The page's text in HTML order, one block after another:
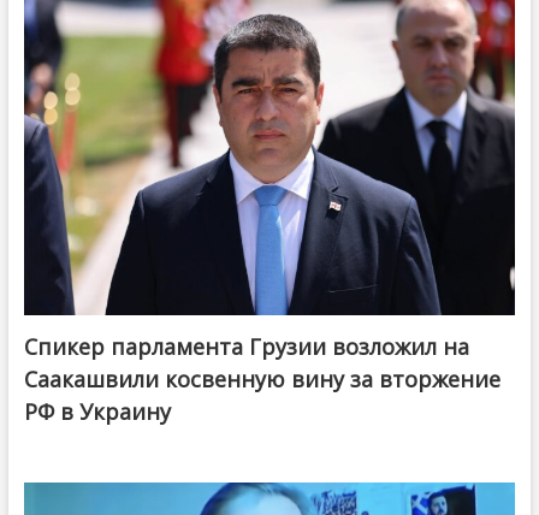
Спикер парламента Грузии возложил на
Саакашвили косвенную вину за вторжение
РФ в Украину